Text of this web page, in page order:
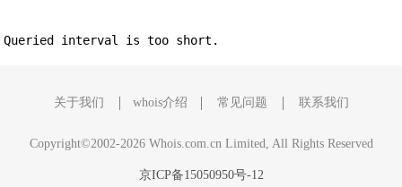
关于我们 whois介绍 常见问题 联系我们
Copyright©2002-2026 Whois.com.cn Limited, All Rights Reserved
京ICP备15050950号-12